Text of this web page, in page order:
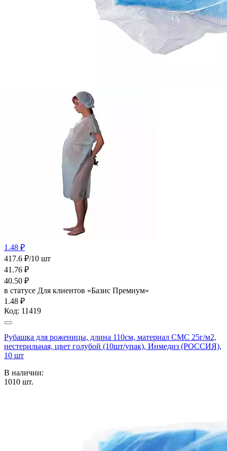
1.48 ₽
417.6 ₽/10 шт
41.76 ₽
40.50 ₽
в статусе Для клиентов «Базис Премиум»
1.48 ₽
Код: 11419
Рубашка для роженицы, длина 110см, материал СМС 25г/м2,
нестерильная, цвет голубой (10шт/упак), Инмедиз (РОССИЯ),
10 шт
В наличии:
1010 шт.